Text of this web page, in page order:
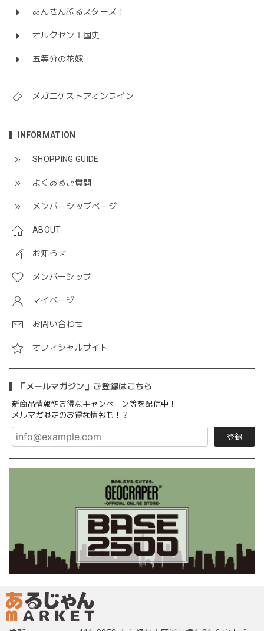
あんさんぶるスターズ！
オルクセン王国史
五等分の花嫁
メガニケストアオンライン
INFORMATION
SHOPPING GUIDE
よくあるご質問
メンバーシップページ
ABOUT
お知らせ
メンバーシップ
マイページ
お問い合わせ
オフィシャルサイト
「メールマガジン」ご登録はこちら
新商品情報やお得なキャンペーン等を配信中！
メルマガ限定のお得な情報も！？
登録